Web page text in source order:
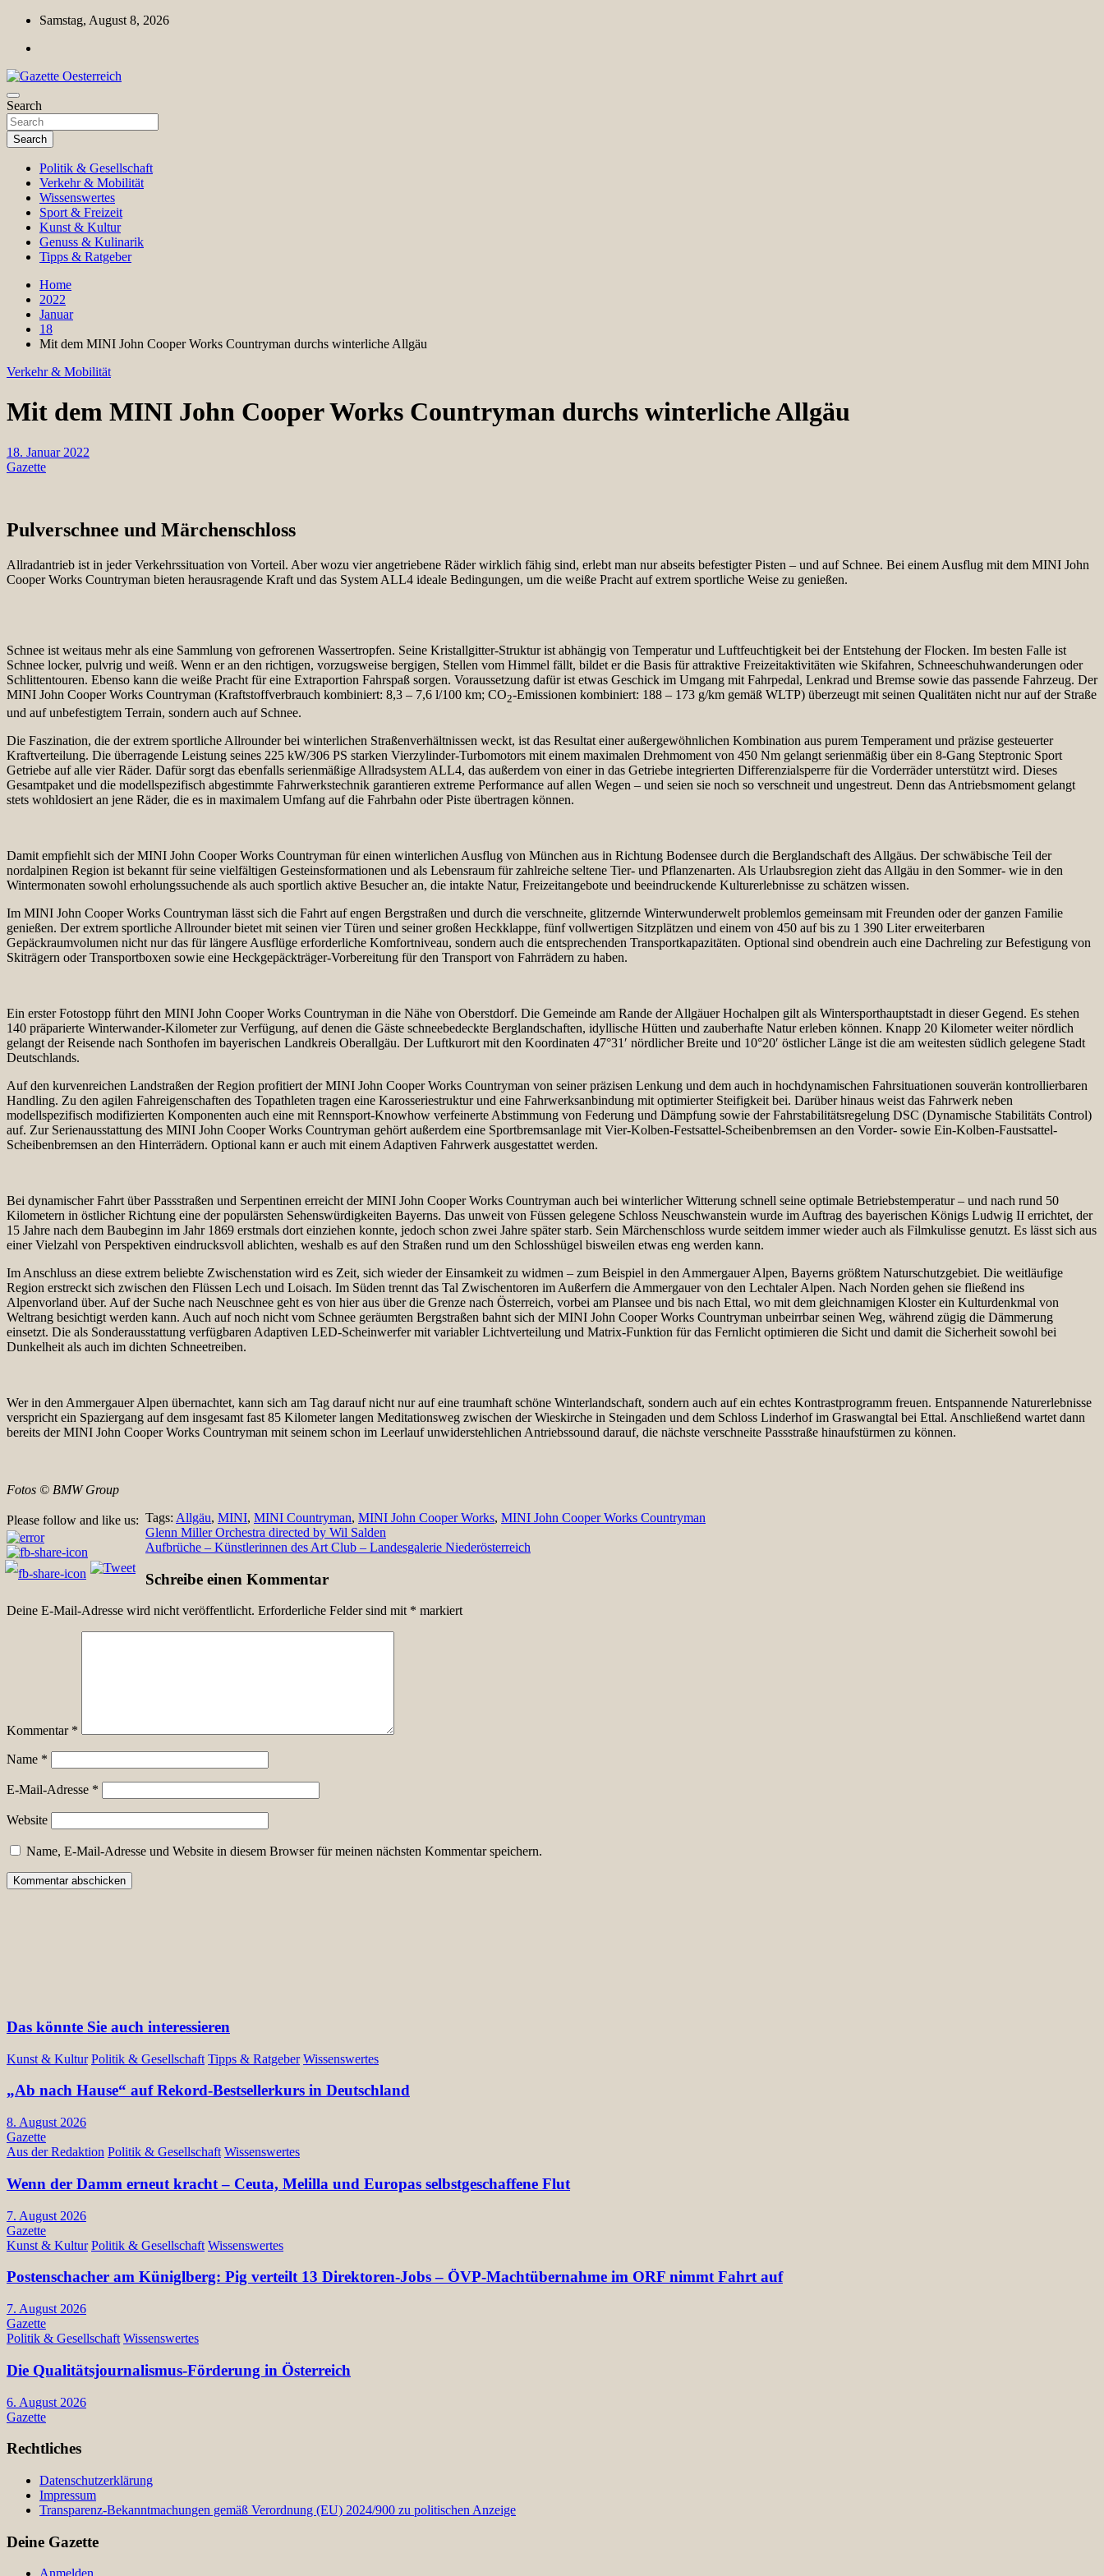
Skip
content
Samstag, August 8, 2026
Gazette Oesterreich
Magazin für Freizeit, Politik, Kultur & Wissenschaft
Search
Search
Politik & Gesellschaft
Verkehr & Mobilität
Wissenswertes
Sport & Freizeit
Kunst & Kultur
Genuss & Kulinarik
Tipps & Ratgeber
Home
2022
Januar
18
Mit dem MINI John Cooper Works Countryman durchs winterliche Allgäu
Verkehr & Mobilität
Mit dem MINI John Cooper Works Countryman durchs winterliche Allgäu
18. Januar 2022
Gazette
Pulverschnee und Märchenschloss
Allradantrieb ist in jeder Verkehrssituation von Vorteil. Aber wozu vier angetriebene Räder wirklich fähig sind, erlebt man nur abseits befestigter Pisten – und auf Schnee. Bei einem Ausflug mit dem MINI John
Cooper Works Countryman bieten herausragende Kraft und das System ALL4 ideale Bedingungen, um die weiße Pracht auf extrem sportliche Weise zu genießen.
Schnee ist weitaus mehr als eine Sammlung von gefrorenen Wassertropfen. Seine Kristallgitter-Struktur ist abhängig von Temperatur und Luftfeuchtigkeit bei der Entstehung der Flocken. Im besten Falle ist
Schnee locker, pulvrig und weiß. Wenn er an den richtigen, vorzugsweise bergigen, Stellen vom Himmel fällt, bildet er die Basis für attraktive Freizeitaktivitäten wie Skifahren, Schneeschuhwanderungen oder
Schlittentouren. Ebenso kann die weiße Pracht für eine Extraportion Fahrspaß sorgen. Voraussetzung dafür ist etwas Geschick im Umgang mit Fahrpedal, Lenkrad und Bremse sowie das passende Fahrzeug. Der
MINI John Cooper Works Countryman (Kraftstoffverbrauch kombiniert: 8,3 – 7,6 l/100 km; CO2-Emissionen kombiniert: 188 – 173 g/km gemäß WLTP) überzeugt mit seinen Qualitäten nicht nur auf der Straße
und auf unbefestigtem Terrain, sondern auch auf Schnee.
Die Faszination, die der extrem sportliche Allrounder bei winterlichen Straßenverhältnissen weckt, ist das Resultat einer außergewöhnlichen Kombination aus purem Temperament und präzise gesteuerter
Kraftverteilung. Die überragende Leistung seines 225 kW/306 PS starken Vierzylinder-Turbomotors mit einem maximalen Drehmoment von 450 Nm gelangt serienmäßig über ein 8-Gang Steptronic Sport
Getriebe auf alle vier Räder. Dafür sorgt das ebenfalls serienmäßige Allradsystem ALL4, das außerdem von einer in das Getriebe integrierten Differenzialsperre für die Vorderräder unterstützt wird. Dieses
Gesamtpaket und die modellspezifisch abgestimmte Fahrwerkstechnik garantieren extreme Performance auf allen Wegen – und seien sie noch so verschneit und ungestreut. Denn das Antriebsmoment gelangt
stets wohldosiert an jene Räder, die es in maximalem Umfang auf die Fahrbahn oder Piste übertragen können.
Damit empfiehlt sich der MINI John Cooper Works Countryman für einen winterlichen Ausflug von München aus in Richtung Bodensee durch die Berglandschaft des Allgäus. Der schwäbische Teil der
nordalpinen Region ist bekannt für seine vielfältigen Gesteinsformationen und als Lebensraum für zahlreiche seltene Tier- und Pflanzenarten. Als Urlaubsregion zieht das Allgäu in den Sommer- wie in den
Wintermonaten sowohl erholungssuchende als auch sportlich aktive Besucher an, die intakte Natur, Freizeitangebote und beeindruckende Kulturerlebnisse zu schätzen wissen.
Im MINI John Cooper Works Countryman lässt sich die Fahrt auf engen Bergstraßen und durch die verschneite, glitzernde Winterwunderwelt problemlos gemeinsam mit Freunden oder der ganzen Familie
genießen. Der extrem sportliche Allrounder bietet mit seinen vier Türen und seiner großen Heckklappe, fünf vollwertigen Sitzplätzen und einem von 450 auf bis zu 1 390 Liter erweiterbaren
Gepäckraumvolumen nicht nur das für längere Ausflüge erforderliche Komfortniveau, sondern auch die entsprechenden Transportkapazitäten. Optional sind obendrein auch eine Dachreling zur Befestigung von
Skiträgern oder Transportboxen sowie eine Heckgepäckträger-Vorbereitung für den Transport von Fahrrädern zu haben.
Ein erster Fotostopp führt den MINI John Cooper Works Countryman in die Nähe von Oberstdorf. Die Gemeinde am Rande der Allgäuer Hochalpen gilt als Wintersporthauptstadt in dieser Gegend. Es stehen
140 präparierte Winterwander-Kilometer zur Verfügung, auf denen die Gäste schneebedeckte Berglandschaften, idyllische Hütten und zauberhafte Natur erleben können. Knapp 20 Kilometer weiter nördlich
gelangt der Reisende nach Sonthofen im bayerischen Landkreis Oberallgäu. Der Luftkurort mit den Koordinaten 47°31′ nördlicher Breite und 10°20′ östlicher Länge ist die am weitesten südlich gelegene Stadt
Deutschlands.
Auf den kurvenreichen Landstraßen der Region profitiert der MINI John Cooper Works Countryman von seiner präzisen Lenkung und dem auch in hochdynamischen Fahrsituationen souverän kontrollierbaren
Handling. Zu den agilen Fahreigenschaften des Topathleten tragen eine Karosseriestruktur und eine Fahrwerksanbindung mit optimierter Steifigkeit bei. Darüber hinaus weist das Fahrwerk neben
modellspezifisch modifizierten Komponenten auch eine mit Rennsport-Knowhow verfeinerte Abstimmung von Federung und Dämpfung sowie der Fahrstabilitätsregelung DSC (Dynamische Stabilitäts Control)
auf. Zur Serienausstattung des MINI John Cooper Works Countryman gehört außerdem eine Sportbremsanlage mit Vier-Kolben-Festsattel-Scheibenbremsen an den Vorder- sowie Ein-Kolben-Faustsattel-
Scheibenbremsen an den Hinterrädern. Optional kann er auch mit einem Adaptiven Fahrwerk ausgestattet werden.
Bei dynamischer Fahrt über Passstraßen und Serpentinen erreicht der MINI John Cooper Works Countryman auch bei winterlicher Witterung schnell seine optimale Betriebstemperatur – und nach rund 50
Kilometern in östlicher Richtung eine der populärsten Sehenswürdigkeiten Bayerns. Das unweit von Füssen gelegene Schloss Neuschwanstein wurde im Auftrag des bayerischen Königs Ludwig II errichtet, der
15 Jahre nach dem Baubeginn im Jahr 1869 erstmals dort einziehen konnte, jedoch schon zwei Jahre später starb. Sein Märchenschloss wurde seitdem immer wieder auch als Filmkulisse genutzt. Es lässt sich aus
einer Vielzahl von Perspektiven eindrucksvoll ablichten, weshalb es auf den Straßen rund um den Schlosshügel bisweilen etwas eng werden kann.
Im Anschluss an diese extrem beliebte Zwischenstation wird es Zeit, sich wieder der Einsamkeit zu widmen – zum Beispiel in den Ammergauer Alpen, Bayerns größtem Naturschutzgebiet. Die weitläufige
Region erstreckt sich zwischen den Flüssen Lech und Loisach. Im Süden trennt das Tal Zwischentoren im Außerfern die Ammergauer von den Lechtaler Alpen. Nach Norden gehen sie fließend ins
Alpenvorland über. Auf der Suche nach Neuschnee geht es von hier aus über die Grenze nach Österreich, vorbei am Plansee und bis nach Ettal, wo mit dem gleichnamigen Kloster ein Kulturdenkmal von
Weltrang besichtigt werden kann. Auch auf noch nicht vom Schnee geräumten Bergstraßen bahnt sich der MINI John Cooper Works Countryman unbeirrbar seinen Weg, während zügig die Dämmerung
einsetzt. Die als Sonderausstattung verfügbaren Adaptiven LED-Scheinwerfer mit variabler Lichtverteilung und Matrix-Funktion für das Fernlicht optimieren die Sicht und damit die Sicherheit sowohl bei
Dunkelheit als auch im dichten Schneetreiben.
Wer in den Ammergauer Alpen übernachtet, kann sich am Tag darauf nicht nur auf eine traumhaft schöne Winterlandschaft, sondern auch auf ein echtes Kontrastprogramm freuen. Entspannende Naturerlebnisse
verspricht ein Spaziergang auf dem insgesamt fast 85 Kilometer langen Meditationsweg zwischen der Wieskirche in Steingaden und dem Schloss Linderhof im Graswangtal bei Ettal. Anschließend wartet dann
bereits der MINI John Cooper Works Countryman mit seinem schon im Leerlauf unwiderstehlichen Antriebssound darauf, die nächste verschneite Passstraße hinaufstürmen zu können.
Fotos © BMW Group
Please follow and like us: Tags: Allgäu, MINI, MINI Countryman, MINI John Cooper Works, MINI John Cooper Works Countryman
BeitragsnavigationGlenn Miller Orchestra directed by Wil Salden
Aufbrüche – Künstlerinnen des Art Club – Landesgalerie Niederösterreich
Schreibe einen Kommentar
Deine E-Mail-Adresse wird nicht veröffentlicht. Erforderliche Felder sind mit * markiert
Kommentar *
Name *
E-Mail-Adresse *
Website
Name, E-Mail-Adresse und Website in diesem Browser für meinen nächsten Kommentar speichern.
Das könnte Sie auch interessieren
Kunst & Kultur Politik & Gesellschaft Tipps & Ratgeber Wissenswertes
„Ab nach Hause“ auf Rekord-Bestsellerkurs in Deutschland
8. August 2026
Gazette
Aus der Redaktion Politik & Gesellschaft Wissenswertes
Wenn der Damm erneut kracht – Ceuta, Melilla und Europas selbstgeschaffene Flut
7. August 2026
Gazette
Kunst & Kultur Politik & Gesellschaft Wissenswertes
Postenschacher am Küniglberg: Pig verteilt 13 Direktoren-Jobs – ÖVP-Machtübernahme im ORF nimmt Fahrt auf
7. August 2026
Gazette
Politik & Gesellschaft Wissenswertes
Die Qualitätsjournalismus-Förderung in Österreich
6. August 2026
Gazette
Rechtliches
Datenschutzerklärung
Impressum
Transparenz-Bekanntmachungen gemäß Verordnung (EU) 2024/900 zu politischen Anzeige
Deine Gazette